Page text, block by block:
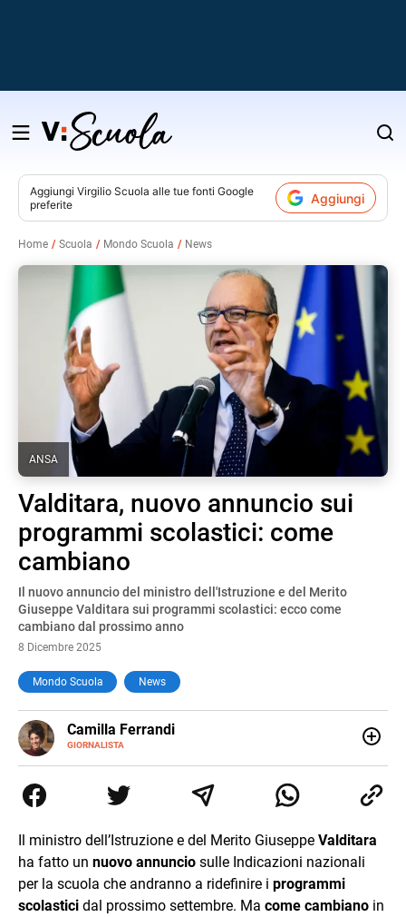
Salta
contenuto
Aggiungi Virgilio Scuola alle tue fonti Google
preferite
Aggiungi
Home Scuola Mondo Scuola News
ANSA
Valditara, nuovo annuncio sui
programmi scolastici: come
cambiano
Il nuovo annuncio del ministro dell'Istruzione e del Merito
Giuseppe Valditara sui programmi scolastici: ecco come
cambiano dal prossimo anno
8 Dicembre 2025
Mondo Scuola News
Camilla Ferrandi
GIORNALISTA
E-
MAIL
LINKEDIN
di trasformare la passione per la scrittura in un lavoro, e
da lì non mi sono più fermata. L’attualità è il mio pane
mente.
Il ministro dell’Istruzione e del Merito Giuseppe Valditara
ha fatto un nuovo annuncio sulle Indicazioni nazionali
per la scuola che andranno a ridefinire i programmi
scolastici dal prossimo settembre. Ma come cambiano in